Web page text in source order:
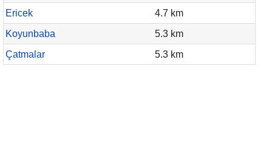
Ericek
4.7 km
Koyunbaba
5.3 km
Çatmalar
5.3 km